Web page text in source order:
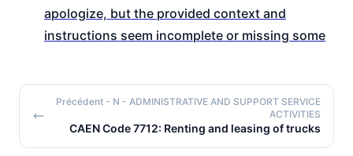
apologize, but the provided context and
instructions seem incomplete or missing some
Précédent - N - ADMINISTRATIVE AND SUPPORT SERVICE
ACTIVITIES
CAEN Code 7712: Renting and leasing of trucks